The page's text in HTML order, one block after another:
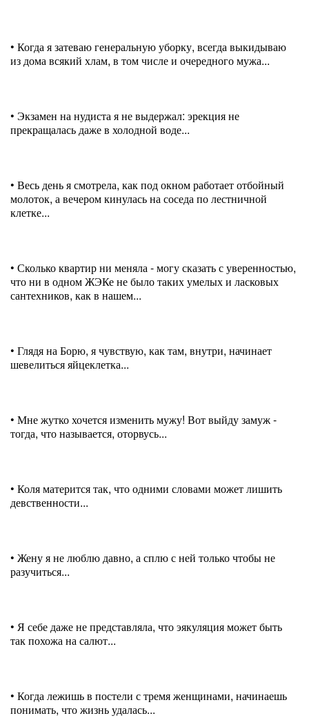
• Когда я затеваю генеральную уборку, всегда выкидываю
из дома всякий хлам, в том числе и очередного мужа...
• Экзамен на нудиста я не выдержал: эрекция не
прекращалась даже в холодной воде...
• Весь день я смотрела, как под окном работает отбойный
молоток, а вечером кинулась на соседа по лестничной
клетке...
• Сколько квартир ни меняла - могу сказать с уверенностью,
что ни в одном ЖЭКе не было таких умелых и ласковых
сантехников, как в нашем...
• Глядя на Борю, я чувствую, как там, внутри, начинает
шевелиться яйцеклетка...
• Мне жутко хочется изменить мужу! Вот выйду замуж -
тогда, что называется, оторвусь...
• Коля матерится так, что одними словами может лишить
девственности...
• Жену я не люблю давно, а сплю с ней только чтобы не
разучиться...
• Я себе даже не представляла, что эякуляция может быть
так похожа на салют...
• Когда лежишь в постели с тремя женщинами, начинаешь
понимать, что жизнь удалась...